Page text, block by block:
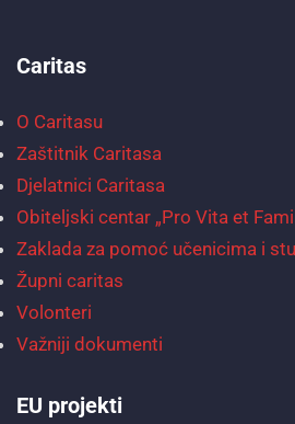
Caritas
O Caritasu
Zaštitnik Caritasa
Djelatnici Caritasa
Obiteljski centar „Pro Vita et
Zaklada za pomoć učenicima i
Župni caritas
Volonteri
Važniji dokumenti
EU projekti